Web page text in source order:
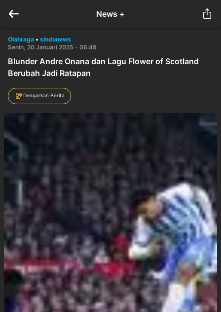
News +
Olahraga • sindonews
Senin, 20 Januari 2025 - 06:49
Blunder Andre Onana dan Lagu Flower of Scotland
Berubah Jadi Ratapan
Dengarkan Berita